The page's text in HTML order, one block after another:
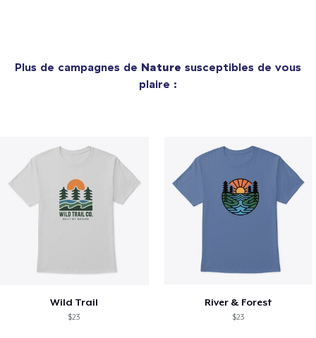
Plus de campagnes de Nature susceptibles de vous
plaire :
Wild Trail
$23
River & Forest
$23